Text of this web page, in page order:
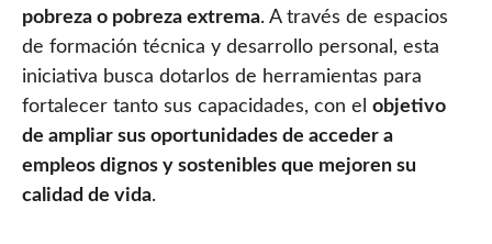
pobreza o pobreza extrema. A través de espacios
de formación técnica y desarrollo personal, esta
iniciativa busca dotarlos de herramientas para
fortalecer tanto sus capacidades, con el objetivo
de ampliar sus oportunidades de acceder a
empleos dignos y sostenibles que mejoren su
calidad de vida.